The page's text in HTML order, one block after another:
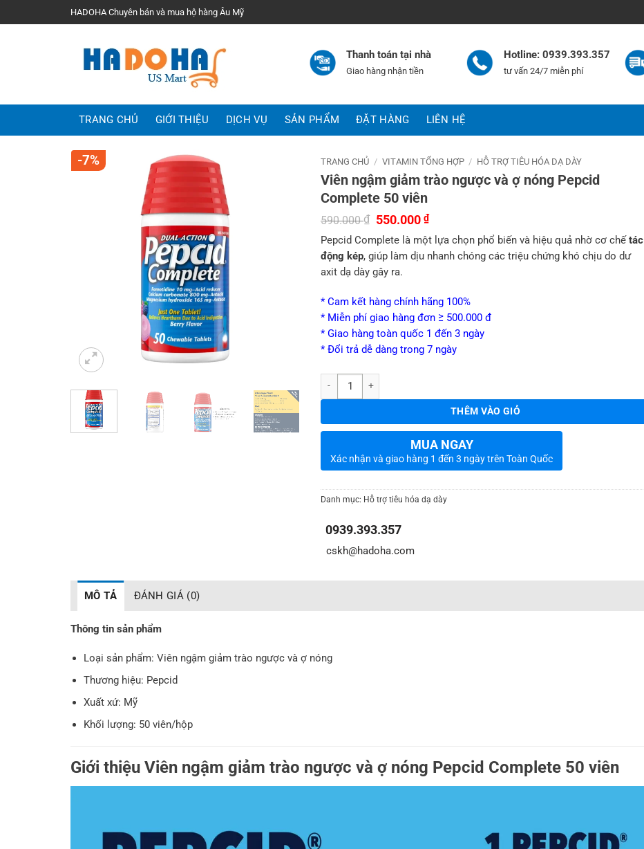
qua
HADOHA Chuyên bán và mua hộ hàng Âu Mỹ
Thanh toán tại nhà
Giao hàng nhận tiền
Hotline: 0939.393.357
tư vấn 24/7 miễn phí
TRANG CHỦ GIỚI THIỆU DỊCH VỤ SẢN PHẨM ĐẶT HÀNG LIÊN HỆ
-7% TRANG CHỦ / VITAMIN TỔNG HỢP / HỖ TRỢ TIÊU HÓA DẠ DÀY
Viên ngậm giảm trào ngược và ợ nóng Pepcid
Complete 50 viên
590.000₫ Giá
gốc
là:
590.000 ₫.
550.000 ₫Giá
hiện
tại
là:
Pepcid Complete là một lựa chọn phổ biến và hiệu quả nhờ cơ chếtác
động kép, giúp làm dịu nhanh chóng các triệu chứng khó chịu do dư
axit dạ dày gây ra.
* Cam kết hàng chính hãng 100%
* Miễn phí giao hàng đơn ≥ 500.000 đ
* Giao hàng toàn quốc 1 đến 3 ngày
* Đổi trả dễ dàng trong 7 ngày
Số lượng
THÊM VÀO GIỎ
MUA NGAY
Xác nhận và giao hàng 1 đến 3 ngày trên Toàn Quốc
Danh mục: Hỗ trợ tiêu hóa dạ dày
_0939.393.357
_cskh@hadoha.com
MÔ TẢ ĐÁNH GIÁ (0)
Thông tin sản phẩm
Loại sản phẩm: Viên ngậm giảm trào ngược và ợ nóng
Thương hiệu: Pepcid
Xuất xứ: Mỹ
Khối lượng: 50 viên/hộp
Giới thiệu Viên ngậm giảm trào ngược và ợ nóng Pepcid Complete 50 viên